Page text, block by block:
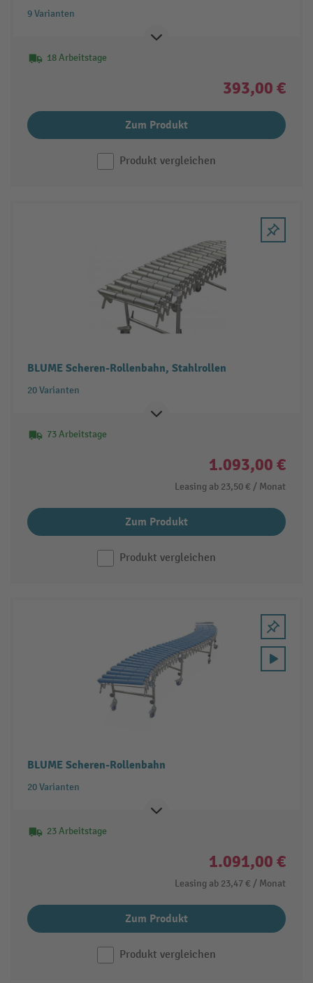
9 Varianten
18 Arbeitstage
393,00 €
Zum Produkt
Produkt vergleichen
BLUME Scheren-Rollenbahn, Stahlrollen
20 Varianten
73 Arbeitstage
1.093,00 €
Leasing ab 23,50 € / Monat
Zum Produkt
Produkt vergleichen
BLUME Scheren-Rollenbahn
20 Varianten
23 Arbeitstage
1.091,00 €
Leasing ab 23,47 € / Monat
Zum Produkt
Produkt vergleichen